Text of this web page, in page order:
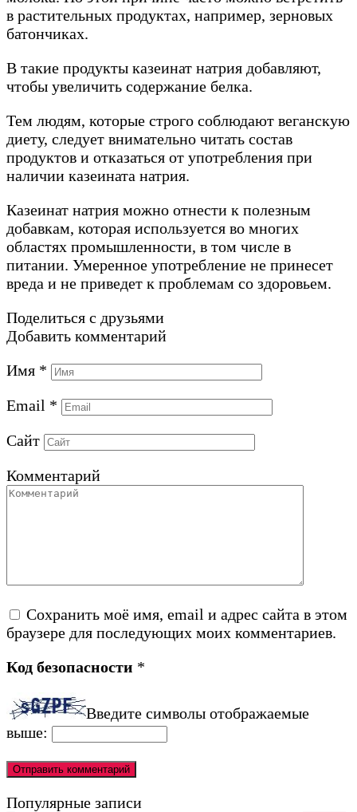
в растительных продуктах, например, зерновых
батончиках.
В такие продукты казеинат натрия добавляют,
чтобы увеличить содержание белка.
Тем людям, которые строго соблюдают веганскую
диету, следует внимательно читать состав
продуктов и отказаться от употребления при
наличии казеината натрия.
Казеинат натрия можно отнести к полезным
добавкам, которая используется во многих
областях промышленности, в том числе в
питании. Умеренное употребление не принесет
вреда и не приведет к проблемам со здоровьем.
Поделиться с друзьями
Добавить комментарий
Имя *
Email *
Сайт
Комментарий
Сохранить моё имя, email и адрес сайта в этом
браузере для последующих моих комментариев.
Код безопасности *
Введите символы отображаемые
выше:
Популярные записи